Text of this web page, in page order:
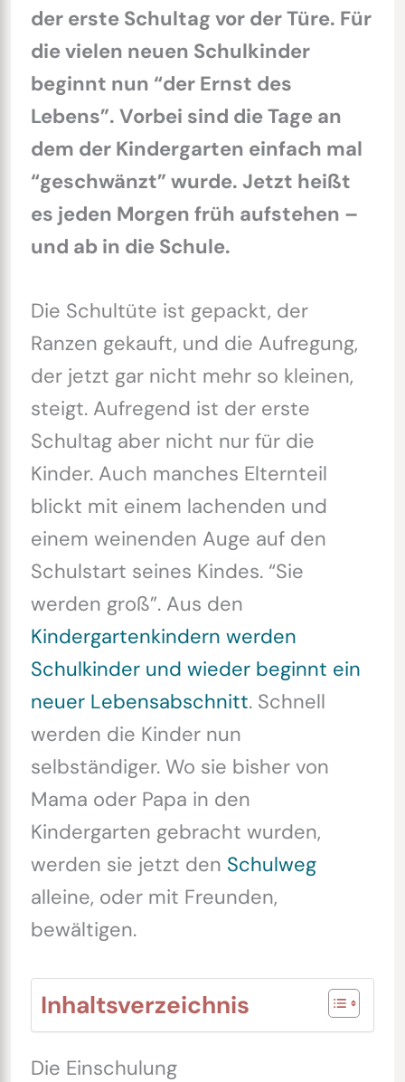
der erste Schultag vor der Türe. Für
die vielen neuen Schulkinder
beginnt nun “der Ernst des
Lebens”. Vorbei sind die Tage an
dem der Kindergarten einfach mal
“geschwänzt” wurde. Jetzt heißt
es jeden Morgen früh aufstehen –
und ab in die Schule.
Die Schultüte ist gepackt, der
Ranzen gekauft, und die Aufregung,
der jetzt gar nicht mehr so kleinen,
steigt. Aufregend ist der erste
Schultag aber nicht nur für die
Kinder. Auch manches Elternteil
blickt mit einem lachenden und
einem weinenden Auge auf den
Schulstart seines Kindes. “Sie
werden groß”. Aus den
Kindergartenkindern werden
Schulkinder und wieder beginnt ein
neuer Lebensabschnitt. Schnell
werden die Kinder nun
selbständiger. Wo sie bisher von
Mama oder Papa in den
Kindergarten gebracht wurden,
werden sie jetzt den Schulweg
alleine, oder mit Freunden,
bewältigen.
Inhaltsverzeichnis
Die Einschulung